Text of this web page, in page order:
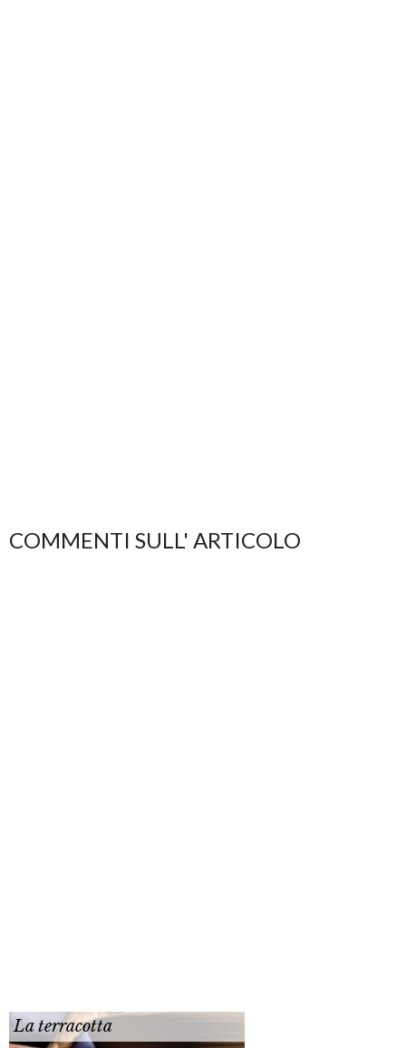
COMMENTI SULL' ARTICOLO
La terracotta